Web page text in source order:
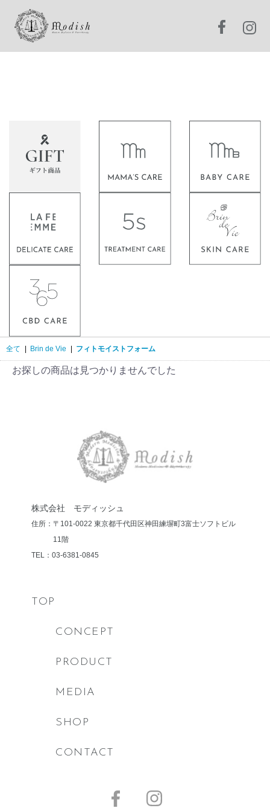
全て Brin de Vie フィトモイストフォーム
お探しの商品は見つかりませんでした
株式会社 モディッシュ
住所：〒101-0022 東京都千代田区神田練塀町3富士ソフトビル
11階
TEL：03-6381-0845
TOP
CONCEPT
PRODUCT
MEDIA
SHOP
CONTACT